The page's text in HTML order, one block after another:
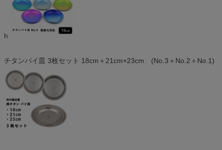
h
チタンパイ皿 3枚セット 18cm＋21cm+23cm (No.3＋No.2＋No.1)